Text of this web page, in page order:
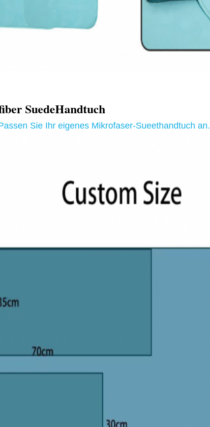
SuedeHandtuch
Sie Ihr eigenes Mikrofaser-Sueethandtuch an.